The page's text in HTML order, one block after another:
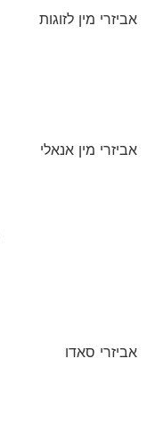
אביזרי מין לזוגות
אביזרי מין אנאלי
אביזרי סאדו